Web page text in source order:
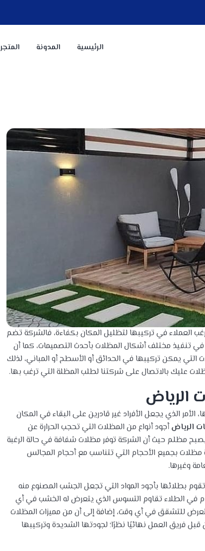
الرئيسية المدونة المتجر
العملاء في تركيبها لتظليل المكان بكفاءة، فالشركة تضم
في تنفيذ مختلف أشكال المظلات بأحدث التصميمات، كما أن
يمكن تركيبها في الحدائق أو الأسطح أو المباني، لذلك
عليك بالاتصال على شركتنا لطلب المظلة التي ترغب بها.
الرياض
الذي يجعل الأفراد غير قادرين على البقاء في المكان
الرياضأجود أنواع من المظلات التي تحجب الحرارة عن
مظلم حيث أن الشركة توفر مظلات شفافة في حالة الرغبة
مظلات بجميع الأحجام التي تتناسب مع أحجام المجالس
وغيرها.
تقوم بطلائها بأجود المواد التي تجعل الجشب المصنوع منه
في الطلاء تقاوم التسوس الذي يتعرض له الخشب في أي
للتشقق في أي وقت، إضافة إلى أن من مميزات المظلات
قبل فريق العمل نهائيًا نظرًا؛ لجودتها الشديدة وتركيبها